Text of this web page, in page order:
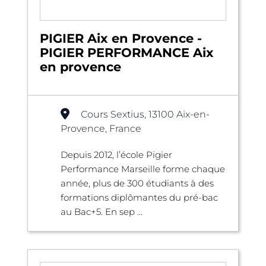
PIGIER Aix en Provence -
PIGIER PERFORMANCE Aix
en provence
Cours Sextius, 13100 Aix-en-
Provence, France
Depuis 2012, l’école Pigier
Performance Marseille forme chaque
année, plus de 300 étudiants à des
formations diplômantes du pré-bac
au Bac+5. En sep ...